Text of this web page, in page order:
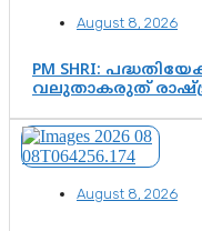
August 8, 2026
PM SHRI:
വലുതാകരുത്
August 8, 2026